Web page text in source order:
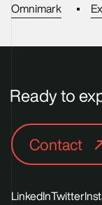
Omnimark
Ready to
Contact
LinkedInTwitter